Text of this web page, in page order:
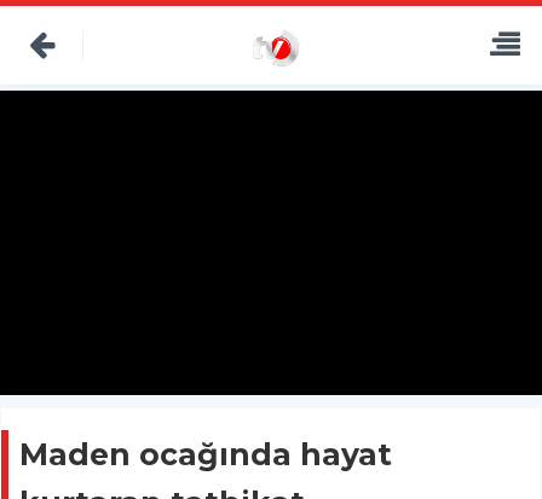
Maden ocağında hayat